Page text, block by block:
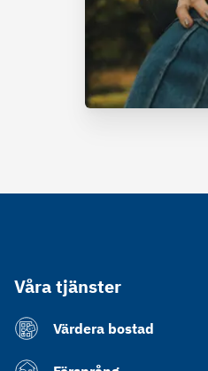
Våra tjänster
Värdera bostad